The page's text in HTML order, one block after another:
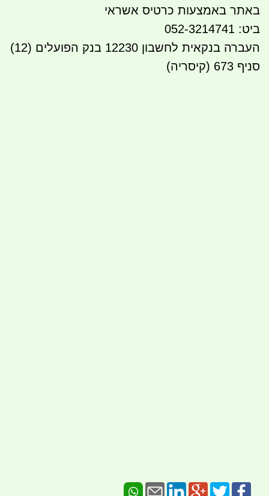
באתר באמצעות כרטיס אשראי
ביט: 052-3214741
העברה בנקאית לחשבון 12230 בנק הפועלים (12)
סניף 673 (קיסריה)